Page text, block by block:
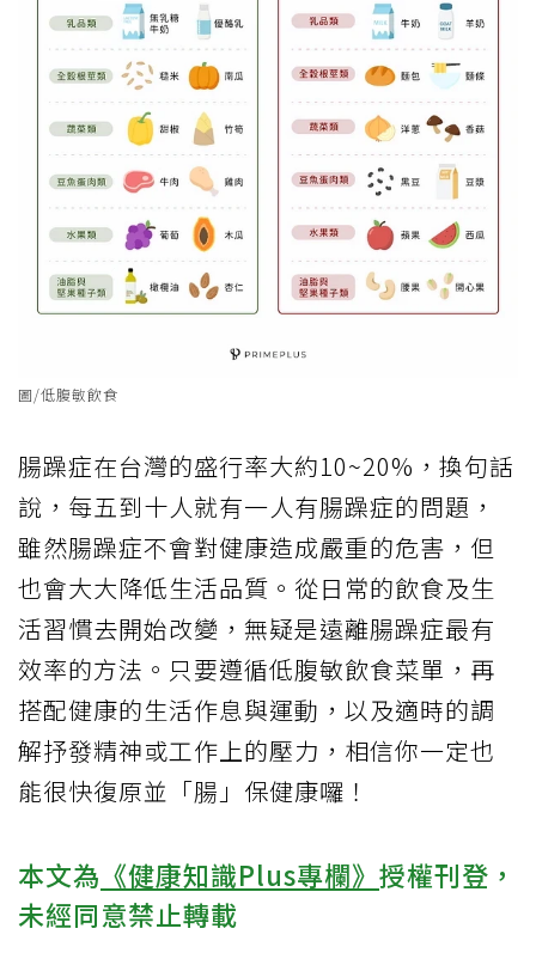
圖/低腹敏飲食
腸躁症在台灣的盛行率大約10~20%，換句話
說，每五到十人就有一人有腸躁症的問題，
雖然腸躁症不會對健康造成嚴重的危害，但
也會大大降低生活品質。從日常的飲食及生
活習慣去開始改變，無疑是遠離腸躁症最有
效率的方法。只要遵循低腹敏飲食菜單，再
搭配健康的生活作息與運動，以及適時的調
解抒發精神或工作上的壓力，相信你一定也
能很快復原並「腸」保健康囉！
本文為 《健康知識Plus專欄》 授權刊登，
未經同意禁止轉載